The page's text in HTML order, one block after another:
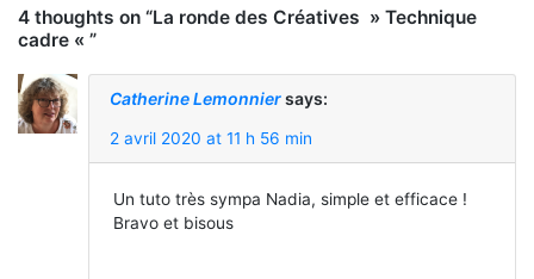
4 thoughts on “La ronde des Créatives » Technique
cadre « ”
Catherine Lemonniersays:
2 avril 2020 at 11 h 56 min
Un tuto très sympa Nadia, simple et efficace !
Bravo et bisous